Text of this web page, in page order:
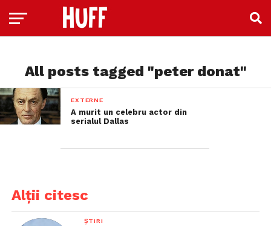
All posts tagged "peter donat"
EXTERNE
A murit un celebru actor din
serialul Dallas
Alții citesc
ȘTIRI